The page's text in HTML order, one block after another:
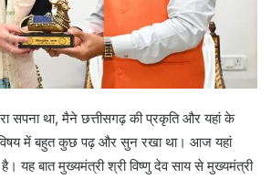
सपना था, मैने छत्तीसगढ़ की प्रकृति और यहां के
में बहुत कुछ पढ़ और सुन रखा था। आज यहां
यह बात मुख्यमंत्री श्री विष्णु देव साय से मुख्यमंत्री